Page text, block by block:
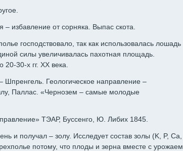
избавление от сорняка. Выпас скота.
господствовало, так как использовалась лошадь
силы увеличивалась пахотная площадь.
30-х гг. XX века.
Шпренгель. Геологическое направление –
Паллас. «Чернозем – самые молодые
ТЭАР, Буссенго, Ю. Либих 1845.
и получал – золу. Исследует состав золы (K, P, Ca,
потому, что плоды и зерна вместе с урожаем